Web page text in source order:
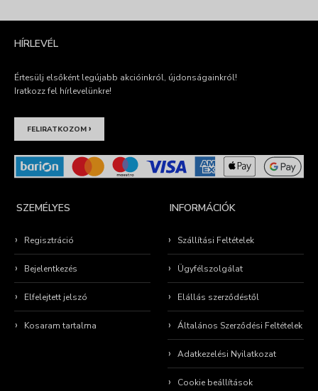
HÍRLEVÉL
Értesülj elsőként legújabb akcióinkról, újdonságainkról!
Iratkozz fel hírlevelünkre!
FELIRATKOZOM ›
SZEMÉLYES
Regisztráció
Bejelentkezés
Elfelejtett jelszó
Kosaram tartalma
INFORMÁCIÓK
Szállítási Feltételek
Ügyfélszolgálat
Elállás szerződéstől
Általános Szerződési Feltételek
Adatkezelési Nyilatkozat
Cookie beállítások